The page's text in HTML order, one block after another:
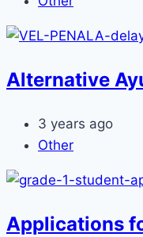
Alternative
3 years ago
Other
Applications